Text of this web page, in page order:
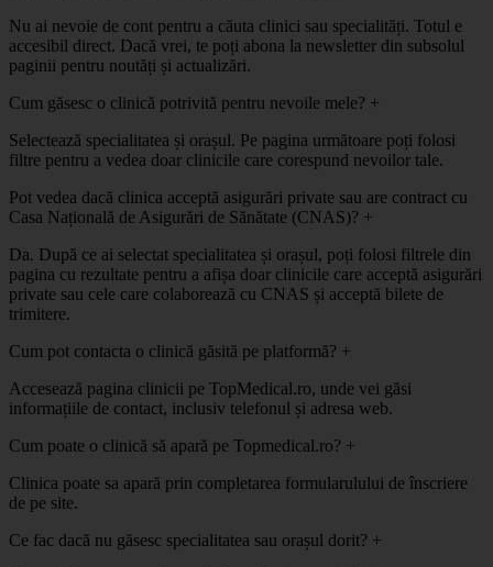
Nu ai nevoie de cont pentru a căuta clinici sau specialități. Totul e
accesibil direct. Dacă vrei, te poți abona la newsletter din subsolul
paginii pentru noutăți și actualizări.
Cum găsesc o clinică potrivită pentru nevoile mele? +
Selectează specialitatea și orașul. Pe pagina următoare poți folosi
filtre pentru a vedea doar clinicile care corespund nevoilor tale.
Pot vedea dacă clinica acceptă asigurări private sau are contract cu
Casa Națională de Asigurări de Sănătate (CNAS)? +
Da. După ce ai selectat specialitatea și orașul, poți folosi filtrele din
pagina cu rezultate pentru a afișa doar clinicile care acceptă asigurări
private sau cele care colaborează cu CNAS și acceptă bilete de
trimitere.
Cum pot contacta o clinică găsită pe platformă? +
Accesează pagina clinicii pe TopMedical.ro, unde vei găsi
informațiile de contact, inclusiv telefonul și adresa web.
Cum poate o clinică să apară pe Topmedical.ro? +
Clinica poate sa apară prin completarea formularulului de înscriere
de pe site.
Ce fac dacă nu găsesc specialitatea sau orașul dorit? +